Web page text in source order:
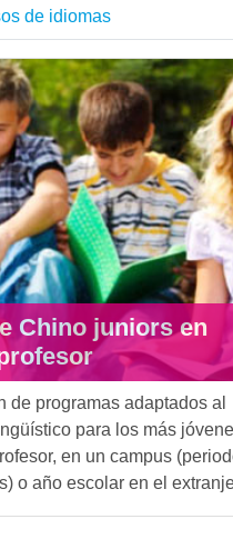
de idiomas
Chino juniors en
de programas adaptados al
para los más
en un campus
o año escolar en el